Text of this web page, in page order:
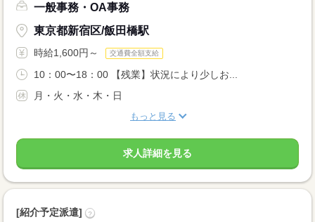
一般事務・OA事務
東京都新宿区/飯田橋駅
時給1,600円～ 交通費全額支給
10：00〜18：00 【残業】状況により少しお...
月・火・水・木・日
もっと見る
求人詳細を見る
[紹介予定派遣] ?